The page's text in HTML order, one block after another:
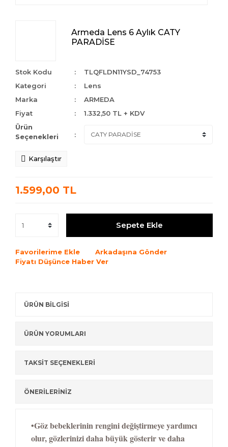
Armeda Lens 6 Aylık CATY
PARADİSE
Stok Kodu
TLQFLDN11YSD_74753
Kategori
Lens
Marka
ARMEDA
Fiyat
1.332,50 TL + KDV
Ürün
Seçenekleri
Karşılaştır
1.599,00 TL
Sepete Ekle
Favorilerime Ekle
Arkadaşına Gönder
Fiyatı Düşünce Haber Ver
ÜRÜN BİLGİSİ
ÜRÜN YORUMLARI
TAKSİT SEÇENEKLERİ
ÖNERİLERİNİZ
•Göz bebeklerinin rengini değiştirmeye yardımcı
olur, gözlerinizi daha büyük gösterir ve daha